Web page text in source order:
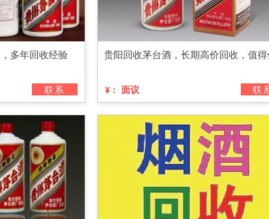
多年回收经验
联系
贵阳回收茅台酒，长期高价回收，值
¥： 面议 联